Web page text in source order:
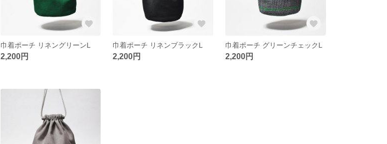
巾着ポーチ リネングリーンL
2,200円
巾着ポーチ リネンブラックL
2,200円
巾着ポーチ グリーンチェックL
2,200円